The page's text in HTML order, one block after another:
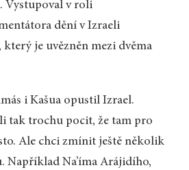
Vystupoval v roli
dění v Izraeli
je uvězněn mezi dvěma
i Kašua opustil Izrael.
tak trochu pocit, že tam pro
Ale chci zmínit ještě několik
Například Na’íma Arájidího,